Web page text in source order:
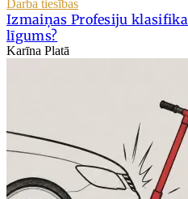
Darba tiesības
Izmaiņas Profesiju
līgums?
Karīna Platā